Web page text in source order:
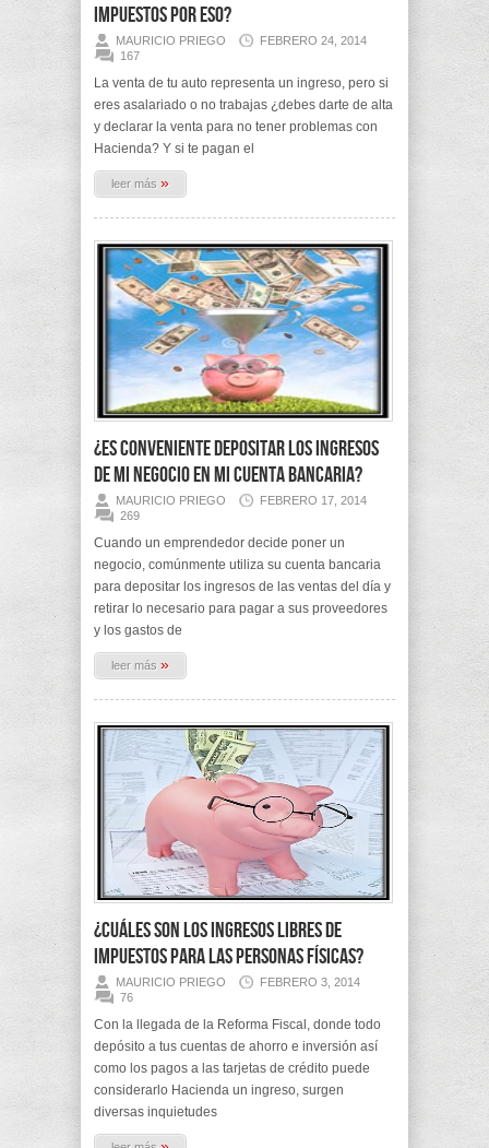
impuestos por eso?
MAURICIO PRIEGO
FEBRERO 24, 2014
167
La venta de tu auto representa un ingreso, pero si
eres asalariado o no trabajas ¿debes darte de alta
y declarar la venta para no tener problemas con
Hacienda? Y si te pagan el
leer más »
¿Es conveniente depositar los ingresos
de mi negocio en mi cuenta bancaria?
MAURICIO PRIEGO
FEBRERO 17, 2014
269
Cuando un emprendedor decide poner un
negocio, comúnmente utiliza su cuenta bancaria
para depositar los ingresos de las ventas del día y
retirar lo necesario para pagar a sus proveedores
y los gastos de
leer más »
¿Cuáles son los ingresos libres de
impuestos para las Personas Físicas?
MAURICIO PRIEGO
FEBRERO 3, 2014
76
Con la llegada de la Reforma Fiscal, donde todo
depósito a tus cuentas de ahorro e inversión así
como los pagos a las tarjetas de crédito puede
considerarlo Hacienda un ingreso, surgen
diversas inquietudes